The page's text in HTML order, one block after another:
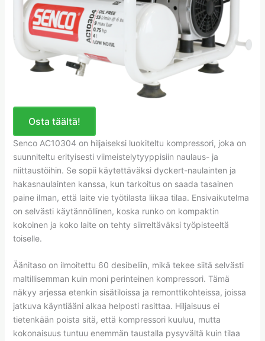
Osta täältä!
Senco AC10304 on hiljaiseksi luokiteltu kompressori, joka on
suunniteltu erityisesti viimeistelytyyppisiin naulaus- ja
niittaustöihin. Se sopii käytettäväksi dyckert-naulainten ja
hakasnaulainten kanssa, kun tarkoitus on saada tasainen
paine ilman, että laite vie työtilasta liikaa tilaa. Ensivaikutelma
on selvästi käytännöllinen, koska runko on kompaktin
kokoinen ja koko laite on tehty siirreltäväksi työpisteeltä
toiselle.
Äänitaso on ilmoitettu 60 desibeliin, mikä tekee siitä selvästi
maltillisemman kuin moni perinteinen kompressori. Tämä
näkyy arjessa etenkin sisätiloissa ja remonttikohteissa, joissa
jatkuva käyntiääni alkaa helposti rasittaa. Hiljaisuus ei
tietenkään poista sitä, että kompressori kuuluu, mutta
kokonaisuus tuntuu enemmän taustalla pysyvältä kuin tilaa